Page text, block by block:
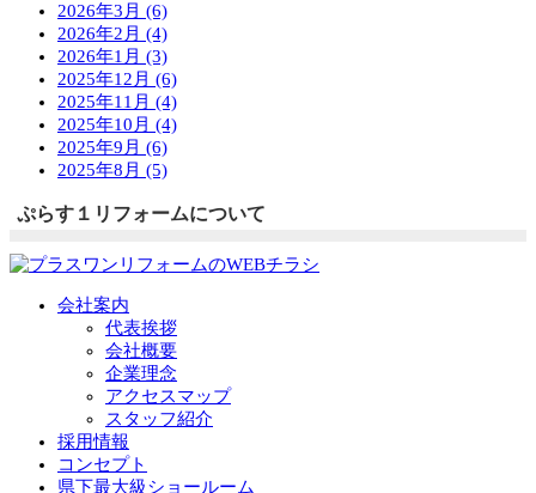
2026年3月 (6)
2026年2月 (4)
2026年1月 (3)
2025年12月 (6)
2025年11月 (4)
2025年10月 (4)
2025年9月 (6)
2025年8月 (5)
ぷらす１リフォームについて
会社案内
代表挨拶
会社概要
企業理念
アクセスマップ
スタッフ紹介
採用情報
コンセプト
県下最大級ショールーム